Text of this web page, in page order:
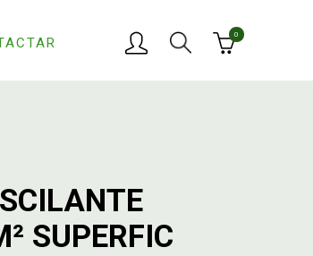
0
SUPERFIC